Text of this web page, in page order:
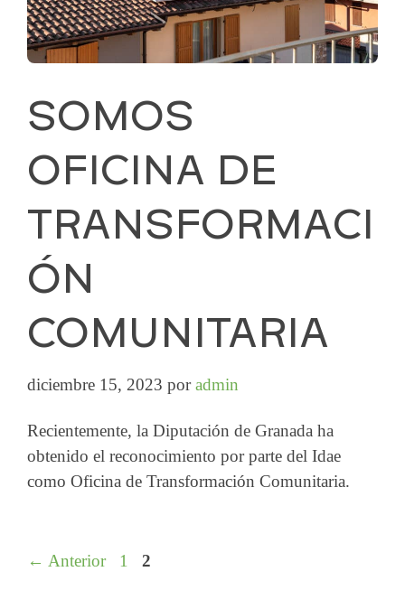
SOMOS
OFICINA DE
TRANSFORMACI
ÓN
COMUNITARIA
diciembre 15, 2023 poradmin
Recientemente, la Diputación de Granada ha
obtenido el reconocimiento por parte del Idae
como Oficina de Transformación Comunitaria.
← Anterior Página
1 Página
2